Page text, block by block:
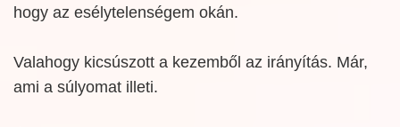
hogy az esélytelenségem okán.
Valahogy kicsúszott a kezemből az irányítás. Már,
ami a súlyomat illeti.